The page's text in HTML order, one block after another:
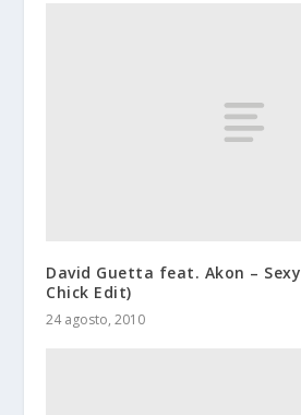
David Guetta feat. Akon –
Chick Edit)
24 agosto, 2010